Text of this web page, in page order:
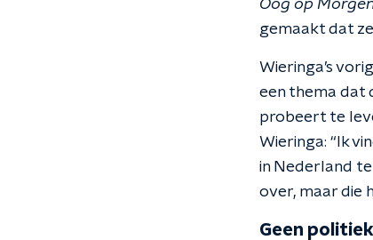
Oog op
gemaakt dat
Wieringa’s
een thema dat
probeert te
Wieringa: “Ik
in Nederland
over, maar die
Geen politiek